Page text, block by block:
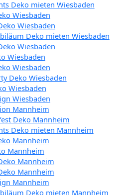
Deko mieten Wiesbaden
Wiesbaden
Wiesbaden
Deko mieten Wiesbaden
Wiesbaden
Wiesbaden
Wiesbaden
Deko Wiesbaden
Wiesbaden
Wiesbaden
Mannheim
Deko Mannheim
Deko mieten Mannheim
Mannheim
Mannheim
Mannheim
Mannheim
Mannheim
Deko mieten Mannheim